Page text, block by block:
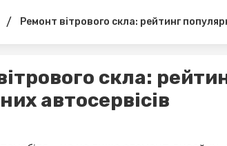
/ Ремонт вітрового скла: рейтинг
скла:
автосервісів